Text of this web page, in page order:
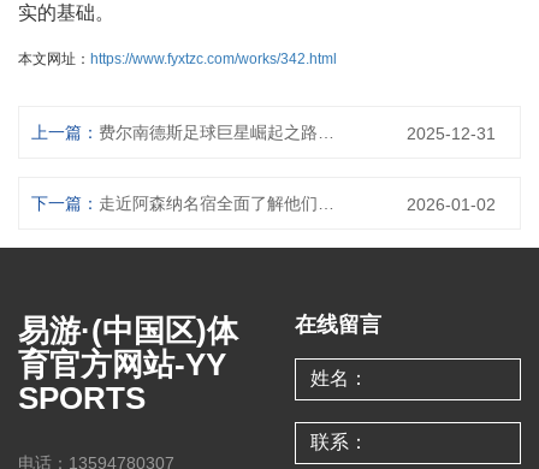
实的基础。
本文网址： https://www.fyxtzc.com/works/342.html
上一篇： 2025-12-31
下一篇： 2026-01-02
易游·(中国区)体
育官方网站-YY
SPORTS
电话：13594780307
在线留言